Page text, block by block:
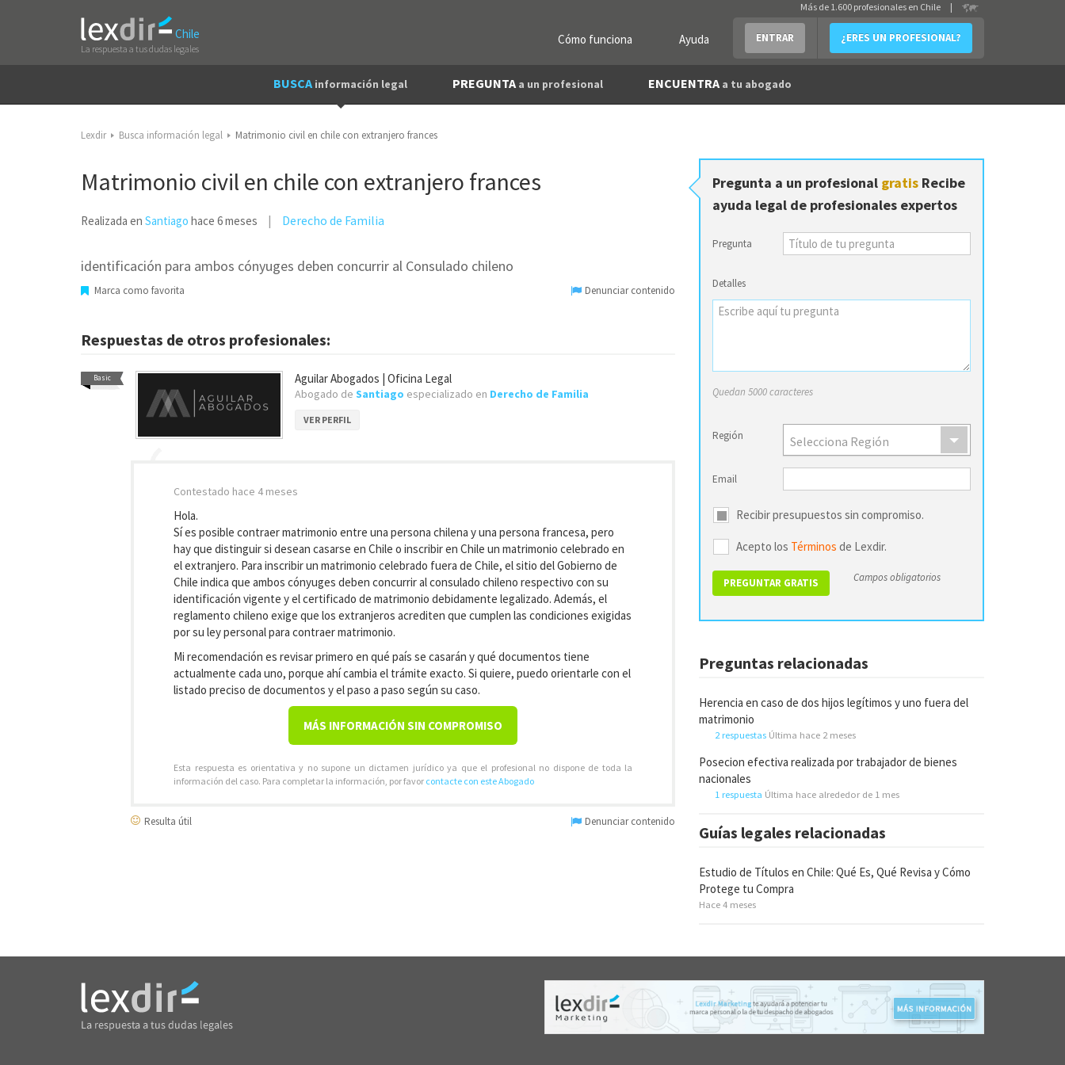
Chile
La respuesta a tus dudas legales
Cómo funciona Ayuda ENTRAR ¿ERES UN PROFESIONAL?
Más de 1.600 profesionales en Chile |
BUSCA información legal PREGUNTA a un profesional ENCUENTRA a tu abogado
Lexdir Busca información legal Matrimonio civil en chile con extranjero frances
Matrimonio civil en chile con extranjero frances
Realizada en Santiago hace 6 meses Derecho de Familia
identificación para ambos cónyuges deben concurrir al Consulado chileno
Marca como favorita Denunciar contenido
Respuestas de otros profesionales:
Basic Aguilar Abogados | Oficina Legal
Abogado de Santiago especializado en Derecho de Familia
VER PERFIL
Contestado hace 4 meses
Hola.
Sí es posible contraer matrimonio entre una persona chilena y una persona francesa, pero
hay que distinguir si desean casarse en Chile o inscribir en Chile un matrimonio celebrado en
el extranjero. Para inscribir un matrimonio celebrado fuera de Chile, el sitio del Gobierno de
Chile indica que ambos cónyuges deben concurrir al consulado chileno respectivo con su
identificación vigente y el certificado de matrimonio debidamente legalizado. Además, el
reglamento chileno exige que los extranjeros acrediten que cumplen las condiciones exigidas
por su ley personal para contraer matrimonio.
Mi recomendación es revisar primero en qué país se casarán y qué documentos tiene
actualmente cada uno, porque ahí cambia el trámite exacto. Si quiere, puedo orientarle con el
listado preciso de documentos y el paso a paso según su caso.
MÁS INFORMACIÓN SIN COMPROMISO
Esta respuesta es orientativa y no supone un dictamen jurídico ya que el profesional no dispone de toda la
información del caso. Para completar la información, por favor contacte con este Abogado
Resulta útil Denunciar contenido
Pregunta a un profesional gratis Recibe
ayuda legal de profesionales expertos
Pregunta
Detalles
Quedan 5000 caracteres
Región Selecciona Región
Email
Recibir presupuestos sin compromiso.
Acepto los Términos de Lexdir.
Campos obligatorios
Preguntas relacionadas
Herencia en caso de dos hijos legítimos y uno fuera del
matrimonio
2 respuestas Última hace 2 meses
Posecion efectiva realizada por trabajador de bienes
nacionales
1 respuesta Última hace alrededor de 1 mes
Guías legales relacionadas
Estudio de Títulos en Chile: Qué Es, Qué Revisa y Cómo
Protege tu Compra
Hace 4 meses